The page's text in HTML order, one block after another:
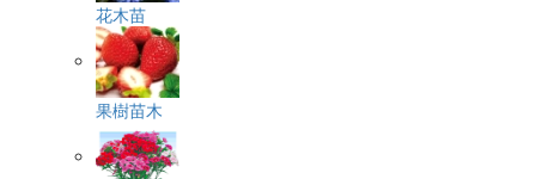
花木苗
果樹苗木